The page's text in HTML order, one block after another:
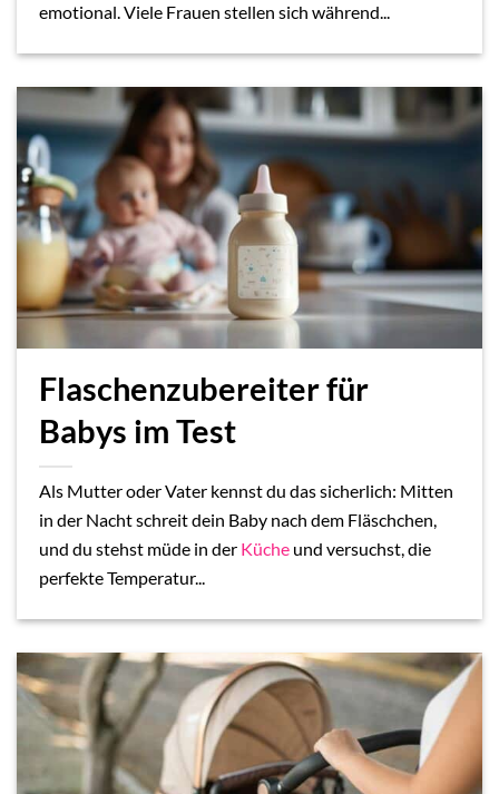
emotional. Viele Frauen stellen sich während...
Flaschenzubereiter für
Babys im Test
Als Mutter oder Vater kennst du das sicherlich: Mitten
in der Nacht schreit dein Baby nach dem Fläschchen,
und du stehst müde in der Kücheund versuchst, die
perfekte Temperatur...